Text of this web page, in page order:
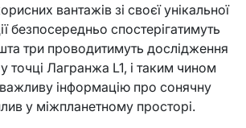
вантажів зі своєї унікальної
безпосередньо спостерігатимуть
три проводитимуть дослідження
у точці Лагранжа L1, і таким чином
інформацію про сонячну
у міжпланетному просторі.